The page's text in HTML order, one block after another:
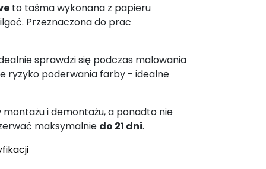
to taśma wykonana z papieru
Przeznaczona do prac
sprawdzi się podczas malowania
ryzyko poderwania farby - idealne
i demontażu, a ponadto nie
maksymalnie do 21 dni.